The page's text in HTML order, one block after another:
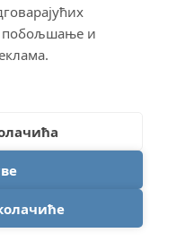
побољшање и